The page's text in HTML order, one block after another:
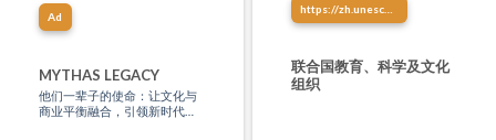
Ad
MYTHAS LEGACY
他们一辈子的使命：让文化与
商业平衡融合，引领新时代的
https://zh.unesco.org/
联合国教育、科学及文化
组织